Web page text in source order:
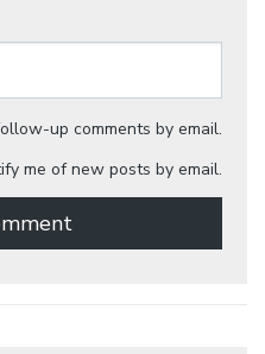
up comments by email.
me of new posts by email.